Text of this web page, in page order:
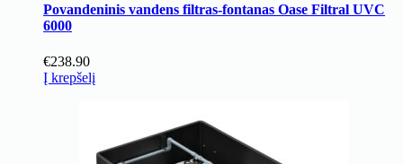
Povandeninis vandens filtras-fontanas Oase Filtral UVC
6000
€238.90
Į krepšelį